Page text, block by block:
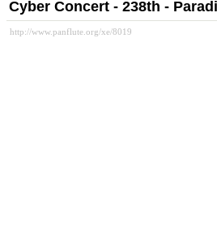
Cyber Concert - 238th -
http://www.panflute.org/xe/8019